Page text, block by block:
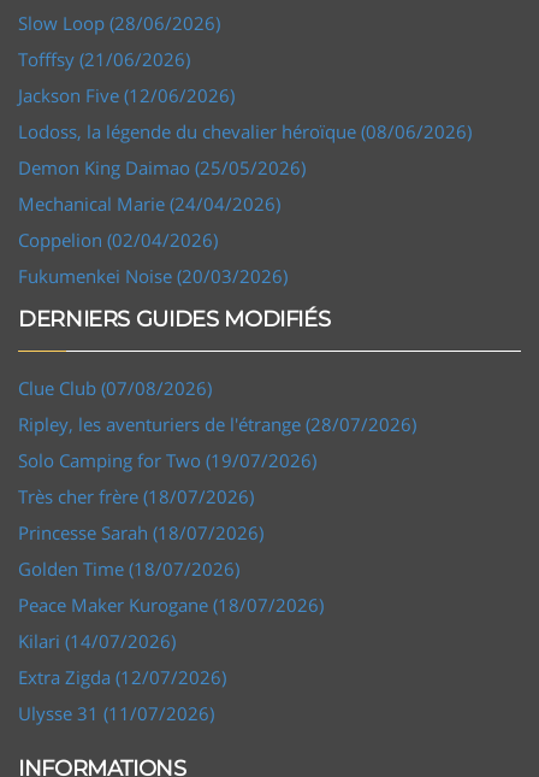
Slow Loop (28/06/2026)
Tofffsy (21/06/2026)
Jackson Five (12/06/2026)
Lodoss, la légende du chevalier héroïque (08/06/2026)
Demon King Daimao (25/05/2026)
Mechanical Marie (24/04/2026)
Coppelion (02/04/2026)
Fukumenkei Noise (20/03/2026)
DERNIERS GUIDES MODIFIÉS
Clue Club (07/08/2026)
Ripley, les aventuriers de l'étrange (28/07/2026)
Solo Camping for Two (19/07/2026)
Très cher frère (18/07/2026)
Princesse Sarah (18/07/2026)
Golden Time (18/07/2026)
Peace Maker Kurogane (18/07/2026)
Kilari (14/07/2026)
Extra Zigda (12/07/2026)
Ulysse 31 (11/07/2026)
INFORMATIONS